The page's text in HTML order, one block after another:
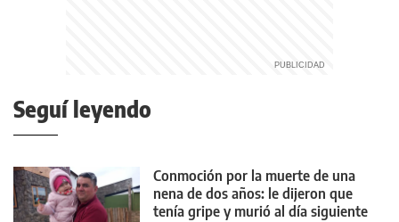
Seguí leyendo
Conmoción por la muerte de una
nena de dos años: le dijeron que
tenía gripe y murió al día siguiente